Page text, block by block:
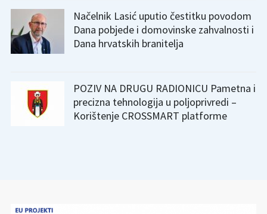
Načelnik Lasić uputio čestitku povodom
Dana pobjede i domovinske zahvalnosti i
Dana hrvatskih branitelja
POZIV NA DRUGU RADIONICU Pametna i
precizna tehnologija u poljoprivredi –
Korištenje CROSSMART platforme